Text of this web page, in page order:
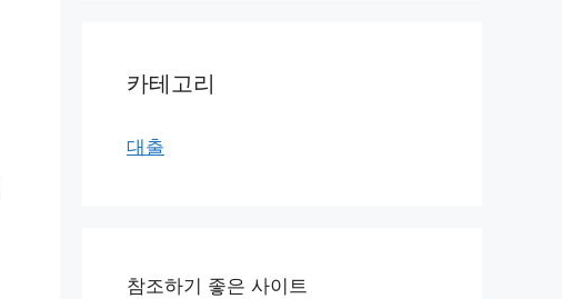
카테고리
대출
참조하기 좋은 사이트